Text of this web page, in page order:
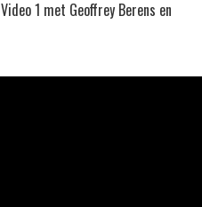
Video 1 met Geoffrey Berens en